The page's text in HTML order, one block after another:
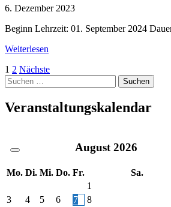
6. Dezember 2023
Beginn Lehrzeit: 01. September 2024
Weiterlesen
Seitennummerierung
der
Beiträge
1 2 Nächste
Suche
nach:
Veranstaltungskalendar
August 2026
Mo. Di. Mi. Do. Fr. Sa.
1
3
4 5 6 7 8